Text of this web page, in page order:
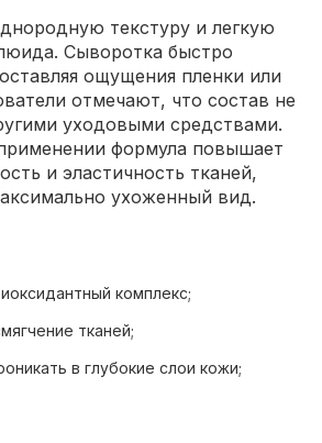
текстуру и легкую
Сыворотка быстро
ощущения пленки или
отмечают, что состав не
уходовыми средствами.
формула повышает
и эластичность тканей,
ухоженный вид.
комплекс;
тканей;
в глубокие слои кожи;
эффект;